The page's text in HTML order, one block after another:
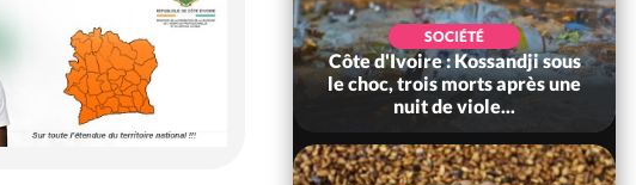
POLITIQUE
Côte d'Ivoire : Indépendance
2026, Yopougon coeur
battant de la célébration...
SOCIÉTÉ
Côte d'Ivoire : Kossandji sous
le choc, trois morts après une
nuit de viole...